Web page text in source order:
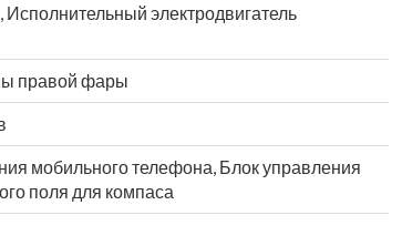
электродвигатель
правой фары
мобильного телефона, Блок управления
поля для компаса